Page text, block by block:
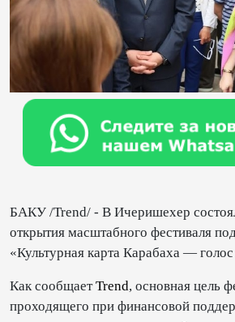
БАКУ /Trend/ - В Ичеришехер
открытия масштабного фестиваля
«Культурная карта Карабаха —
Как сообщаетTrend, основная цель
проходящего при финансовой